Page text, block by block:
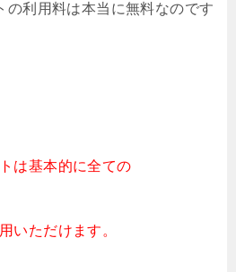
利用料は本当に無料なのです
は基本的に全ての
いただけます。